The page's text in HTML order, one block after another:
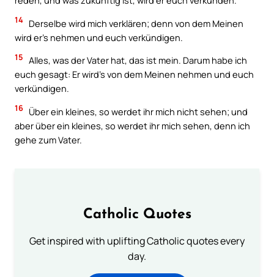
14 Derselbe wird mich verklären; denn von dem Meinen
wird er’s nehmen und euch verkündigen.
15 Alles, was der Vater hat, das ist mein. Darum habe ich
euch gesagt: Er wird’s von dem Meinen nehmen und euch
verkündigen.
16 Über ein kleines, so werdet ihr mich nicht sehen; und
aber über ein kleines, so werdet ihr mich sehen, denn ich
gehe zum Vater.
Catholic Quotes
Get inspired with uplifting Catholic quotes every
day.